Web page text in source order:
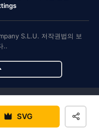
SVG
S.L.U. 저작권법의 보
..